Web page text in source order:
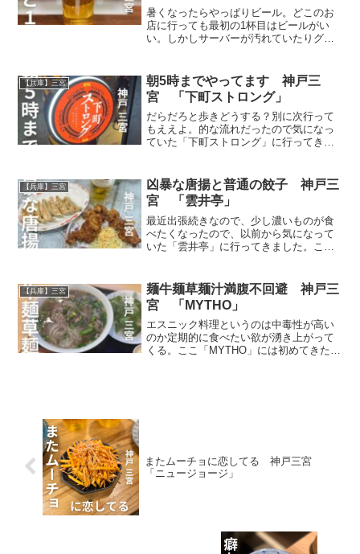
暑くなったらやっぱりビール。どこのお
店に行っても最初の1杯目はビールがい
い。しかしサーバーが汚れていたりグラ
BEER KITCHEN」ではそんな心配ご無
用。
【兵庫】三宮
朝5時までやってます 神戸三
宮 「下町ストロング」
だらだろと歩きどうする？別に次行って
もええよ。的な流れだったので気になっ
ていた「下町ストロング」に行ってきま
ました。それほどに映えるメニューが豊
富でノスタルジックでした
【兵庫】三宮
凶暴な唐揚と普通の餃子 神戸三
宮 「雲井亭」
最近出張続きなので、少し濃いものが食
べたくなったので、以前から気になって
いた「雲井亭」に行ってきました。ここ
じさんでした。笑入ったらその理由がす
ぐに分かり、妙に納得した
【兵庫】三宮
麺牛麺草麺汁満腹不回避 神戸三
宮 「MYTHO」
エスニック料理というのは中毒性が高い
のか定期的に食べたい欲が湧き上がって
くる。ここ「MYTHO」には初めてきたの
またムーチョに恋してる 神戸三宮
「ニュージョージ」